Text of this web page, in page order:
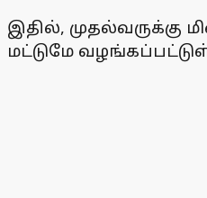
இதில், முதல்வருக்கு
மட்டுமே